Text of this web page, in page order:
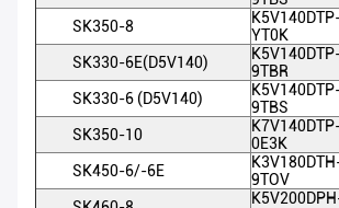
SK350-8
YT0K
SK330-6E(D5V140)
9TBR
SK330-6 (D5V140)
9TBS
SK350-10
0E3K
SK450-6/-6E
9TOV